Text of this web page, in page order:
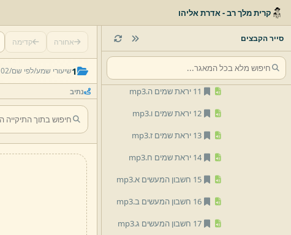
קרית מלך רב - אדרת אליהו
סייר הקבצים
08.יראת שמים ב.mp3
10 יראת שמים ד.
11 יראת שמים ה.
mp3
12 יראת שמים ו.
mp3
13 יראת שמים ז.
mp3
14 יראת שמים ח.
mp3
15 חשבון המעשים א.
mp3
16 חשבון המעשים ב.
mp3
17 חשבון המעשים ג.
mp3
אחורה קדימה
1שיעורי שמע/לפי שם/02 הרב אליהו זילברמן/
נתיב